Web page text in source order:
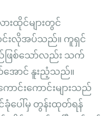
းထိုင်များတွင်
င်းလိုအပ်သည်။ ကူရှင်
ည်ဖြစ်သော်လည်း သက်
ောင် နူးညံ့သည်။
ာင်းကောင်းများသည်
ပေါ်မှ တွန်းထုတ်ရန်